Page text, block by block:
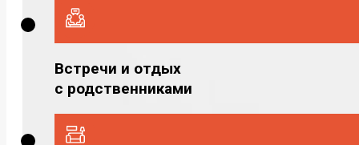
Встречи и отдых
с родственниками